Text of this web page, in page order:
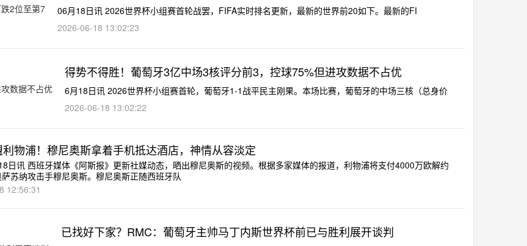
06月18日讯 2026世界杯小组赛首轮战罢，FIFA实时排名更新，最新的世界前20如下。最新的FI
2026-06-18 13:02:23
得势不得胜！葡萄牙3亿中场3核评分前3，控球75%但进攻数据不占优
6月18日讯 2026世界杯小组赛首轮，葡萄牙1-1战平民主刚果。本场比赛，葡萄牙的中场三核（总身价
2026-06-18 13:02:22
物浦！穆尼奥斯拿着手机抵达酒店，神情从容淡定
日讯 西班牙媒体《阿斯报》更新社媒动态，晒出穆尼奥斯的视频。根据多家媒体的报道，利物浦将支付4000万欧解约
苏纳攻击手穆尼奥斯。穆尼奥斯正随西班牙队
12:56:31
已找好下家？RMC：葡萄牙主帅马丁内斯世界杯前已与胜利展开谈判